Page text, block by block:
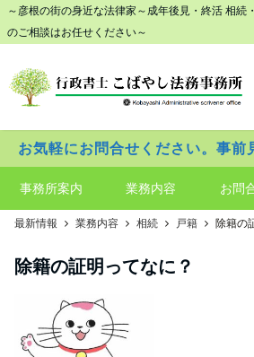
～彦根の街の身近な法律家～成年後見・終活 相続
のご相談はお任せください～
お気軽にお問合せください。事前
事務所案内 業務内容 お問
最新情報 業務内容 相続 戸籍 除籍の
除籍の証明ってなに？